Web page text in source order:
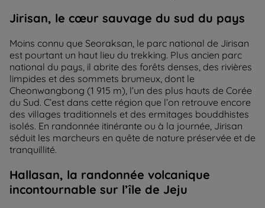
Jirisan, le cœur sauvage du sud du pays
Moins connu que Seoraksan, le parc national de Jirisan
est pourtant un haut lieu du trekking. Plus ancien parc
national du pays, il abrite des forêts denses, des rivières
limpides et des sommets brumeux, dont le
Cheonwangbong (1 915 m), l’un des plus hauts de Corée
du Sud. C’est dans cette région que l’on retrouve encore
des villages traditionnels et des ermitages bouddhistes
isolés. En randonnée itinérante ou à la journée, Jirisan
séduit les marcheurs en quête de nature préservée et de
tranquillité.
Hallasan, la randonnée volcanique
incontournable sur l’île de Jeju